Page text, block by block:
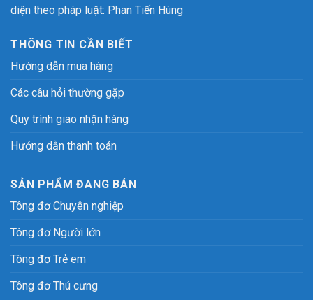
diện theo pháp luật: Phan Tiến Hùng
THÔNG TIN CẦN BIẾT
Hướng dẫn mua hàng
Các câu hỏi thường gặp
Quy trình giao nhận hàng
Hướng dẫn thanh toán
SẢN PHẨM ĐANG BÁN
Tông đơ Chuyên nghiệp
Tông đơ Người lớn
Tông đơ Trẻ em
Tông đơ Thú cưng